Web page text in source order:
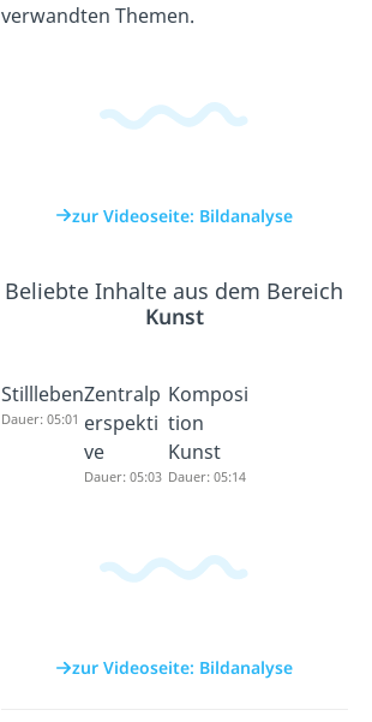
verwandten Themen.
zur Videoseite: Bildanalyse
Beliebte Inhalte aus dem Bereich
Kunst
Stillleben
Dauer: 05:01
Zentralp
erspekti
ve
Dauer: 05:03
Komposi
tion
Kunst
Dauer: 05:14
zur Videoseite: Bildanalyse